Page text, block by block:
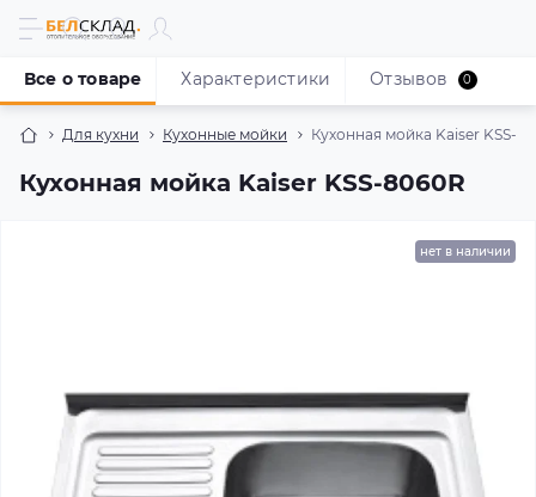
Для кухни Кухонные мойки Кухонная мойка Kaiser KSS-
Кухонная мойка Kaiser KSS-8060R
Все о товаре Характеристики Отзывов 0
нет в наличии